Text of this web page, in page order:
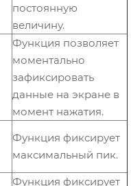
постоянную
величину.
Функция позволяет
моментально
зафиксировать
данные на экране в
момент нажатия.
Функция фиксирует
максимальный пик.
Функция фиксирует